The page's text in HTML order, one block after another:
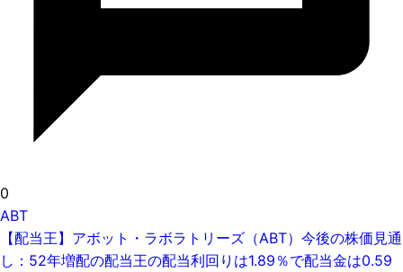
0
ABT
【配当王】アボット・ラボラトリーズ（ABT）今後の株価見通
し：52年増配の配当王の配当利回りは1.89％で配当金は0.59